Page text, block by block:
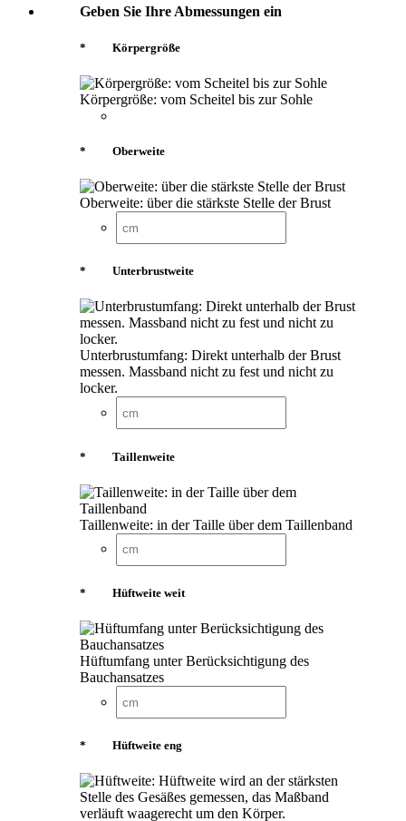
Geben Sie Ihre Abmessungen ein
* Körpergröße
Körpergröße: vom Scheitel bis zur Sohle
* Oberweite
Oberweite: über die stärkste Stelle der Brust
* Unterbrustweite
Unterbrustumfang: Direkt unterhalb der Brust
messen. Massband nicht zu fest und nicht zu
locker.
* Taillenweite
Taillenweite: in der Taille über dem Taillenband
* Hüftweite weit
Hüftumfang unter Berücksichtigung des
Bauchansatzes
* Hüftweite eng